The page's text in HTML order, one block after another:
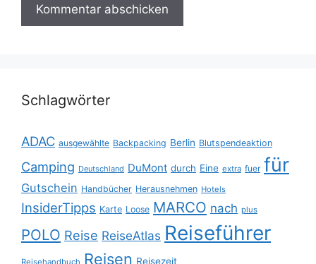
Schlagwörter
ADAC ausgewählte Backpacking Berlin Blutspendeaktion
Camping Deutschland DuMont durch Eine extra fuer für
Gutschein Handbücher Herausnehmen Hotels
InsiderTipps Karte Loose MARCO nach plus
POLO Reise ReiseAtlas Reiseführer
Reisen Reisezeit